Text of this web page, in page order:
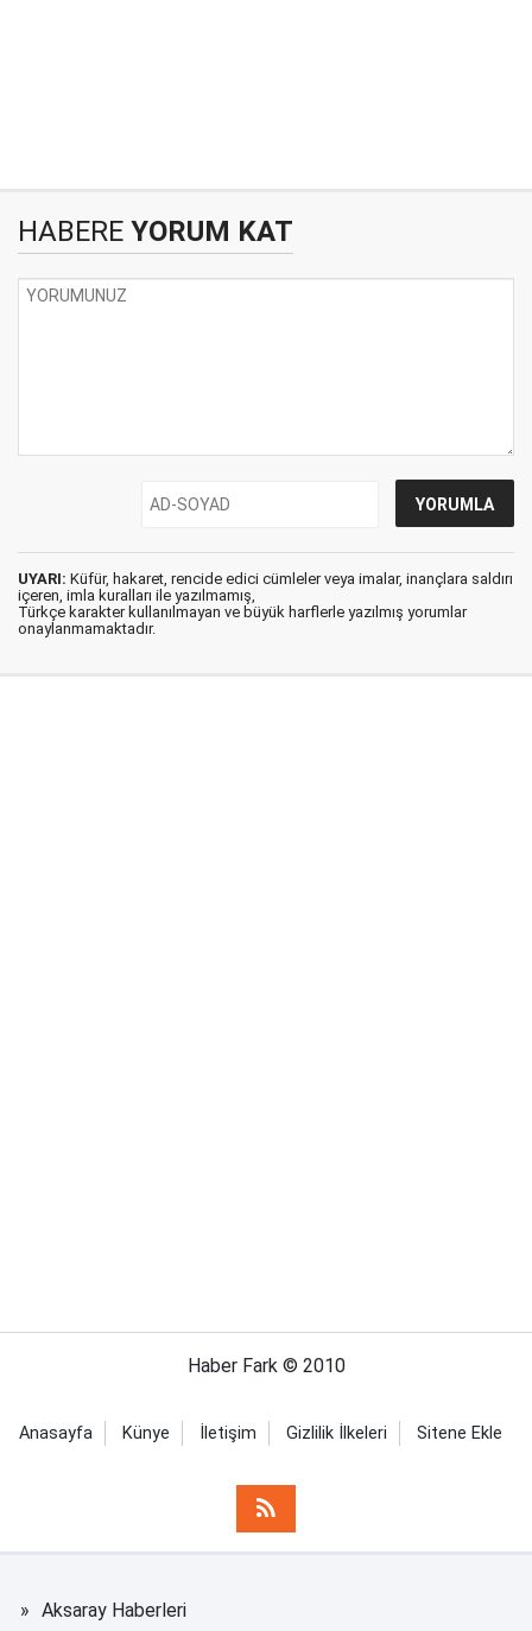
HABERE YORUM KAT
UYARI: Küfür, hakaret, rencide edici cümleler veya imalar, inançlara saldırı
içeren, imla kuralları ile yazılmamış,
Türkçe karakter kullanılmayan ve büyük harflerle yazılmış yorumlar
onaylanmamaktadır.
Haber Fark © 2010
Anasayfa Künye İletişim Gizlilik İlkeleri Sitene Ekle
Aksaray Haberleri